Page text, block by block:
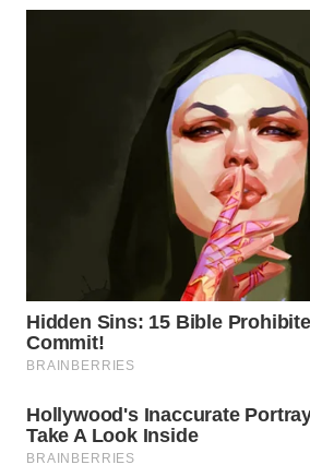
INFRASTRUKTUR
WAHANA
TRAVEL
WAHANA
TV